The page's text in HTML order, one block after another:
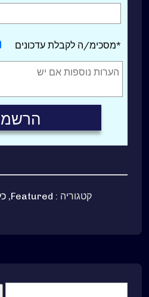
*מסכימ/ה לקבלת עדכונים
קטגוריה : Featured
,